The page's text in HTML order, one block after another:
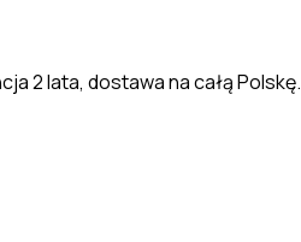
2 lata, dostawa na całą Polskę.